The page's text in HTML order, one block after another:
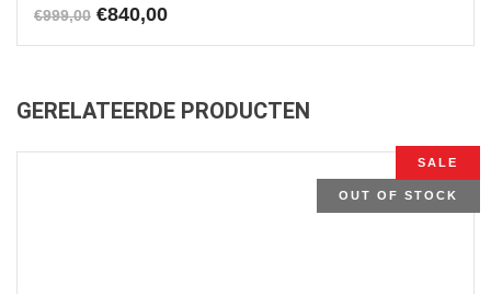
€999,00 Oorspronkelijke
€840,00Huidige
GERELATEERDE PRODUCTEN
OUT OF STOCK
SALE